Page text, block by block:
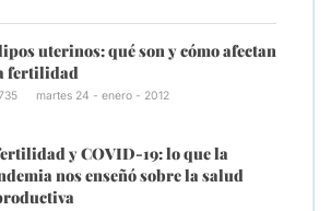
uterinos: qué son y cómo afectan
fertilidad
martes 24 - enero - 2012
y COVID-19: lo que la
nos enseñó sobre la salud